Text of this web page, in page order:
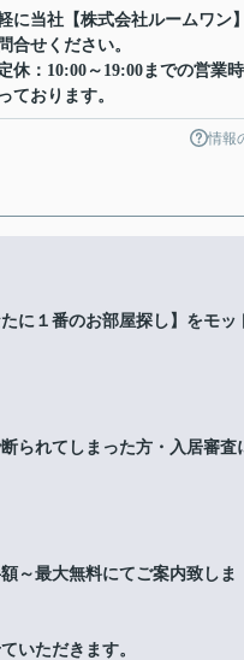
に当社【株式会社ルームワン
合せください。
休：10:00～19:00までの営業
ております。
情報
に１番のお部屋探し】をモッ
られてしまった方・入居審査
～最大無料にてご案内致しま
いただきます。